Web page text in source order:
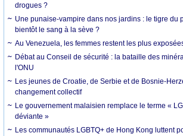
drogues ?
Une punaise-vampire dans nos jardins : le tigre du
bientôt le sang à la sève ?
Au Venezuela, les femmes restent les plus
Débat au Conseil de sécurité : la bataille des
l'ONU
Les jeunes de Croatie, de Serbie et de Bosnie-
changement collectif
Le gouvernement malaisien remplace le terme «
déviante »
Les communautés LGBTQ+ de Hong Kong luttent